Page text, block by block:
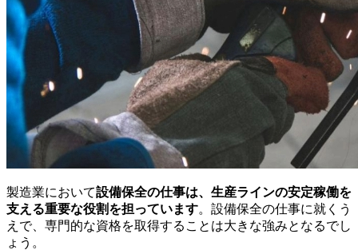
製造業において設備保全の仕事は、生産ラインの安定稼働を
支える重要な役割を担っています。設備保全の仕事に就くう
えで、専門的な資格を取得することは大きな強みとなるでし
ょう。